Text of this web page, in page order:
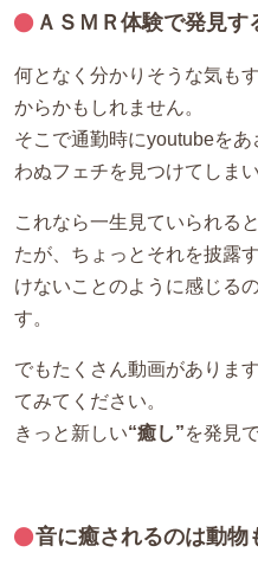
ＡＳＭＲ体験で発見す
何となく分かりそうな気も
からかもしれません。
そこで通勤時にyoutubeを
わぬフェチを見つけてしま
これなら一生見ていられる
たが、ちょっとそれを披露
けないことのように感じる
す。
でもたくさん動画がありま
てみてください。
きっと新しい“癒し”を発見
音に癒されるのは動物